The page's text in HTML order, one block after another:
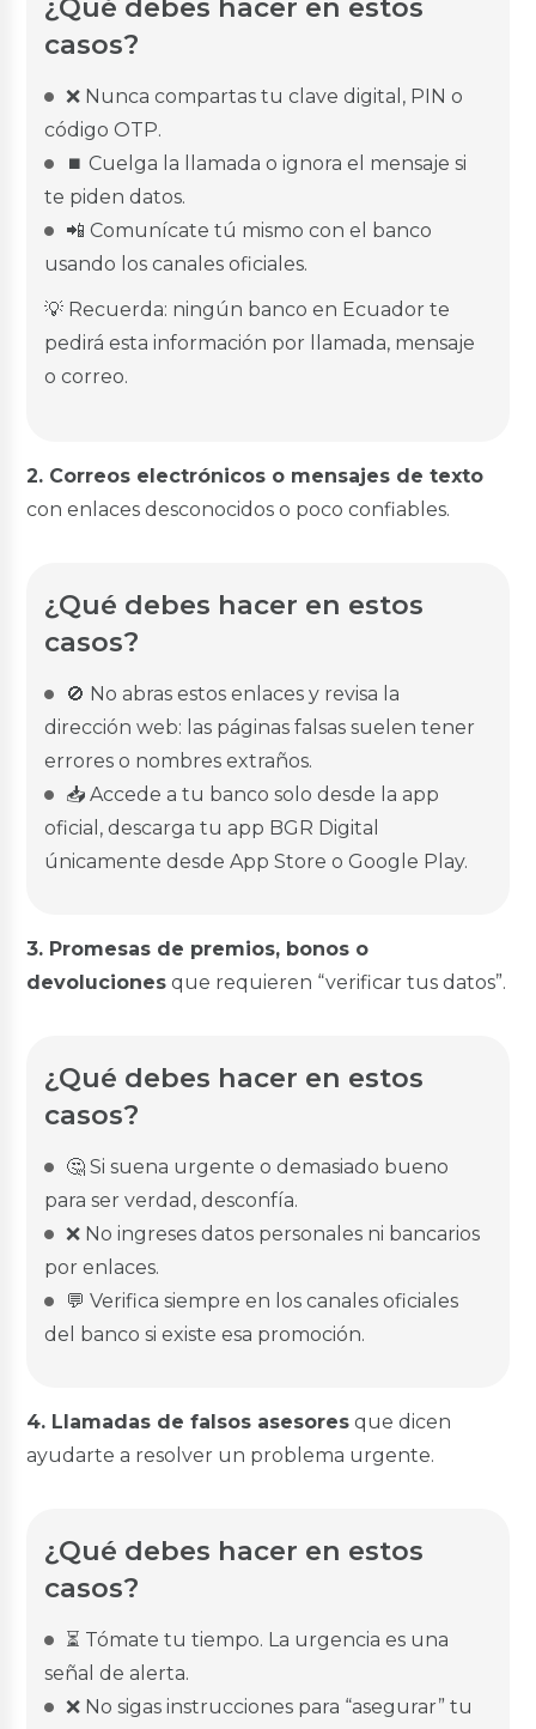
BGR Rentaplazos
Invierte en Línea
Inversión Preferencial
BGR Invierte
Servicios
Seguros
Transferencias
Pago de servicios
Oportuna Visa Debit
Pago Colegios Militares
Pago DeUna
BGR Visa
Nuestras Tarjetas
Canjea tus Millas
Noticias
¿Qué debes hacer en estos
casos?
❌ Nunca compartas tu clave digital, PIN o
código OTP.
⏹ Cuelga la llamada o ignora el mensaje si
te piden datos.
📲 Comunícate tú mismo con el banco
usando los canales oficiales.
💡 Recuerda: ningún banco en Ecuador te
pedirá esta información por llamada, mensaje
o correo.
2. Correos electrónicos o mensajes de texto
con enlaces desconocidos o poco confiables.
¿Qué debes hacer en estos
casos?
🚫 No abras estos enlaces y revisa la
dirección web: las páginas falsas suelen tener
errores o nombres extraños.
📥 Accede a tu banco solo desde la app
oficial, descarga tu app BGR Digital
únicamente desde App Store o Google Play.
3. Promesas de premios, bonos o
devoluciones que requieren “verificar tus datos”.
¿Qué debes hacer en estos
casos?
🤔 Si suena urgente o demasiado bueno
para ser verdad, desconfía.
❌ No ingreses datos personales ni bancarios
por enlaces.
💬 Verifica siempre en los canales oficiales
del banco si existe esa promoción.
4. Llamadas de falsos asesores que dicen
ayudarte a resolver un problema urgente.
¿Qué debes hacer en estos
casos?
⏳ Tómate tu tiempo. La urgencia es una
señal de alerta.
❌ No sigas instrucciones para “asegurar” tu